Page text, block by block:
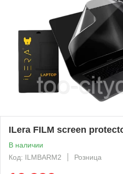
ILera FILM screen
В наличии
Код: ILMBARM2
Розница